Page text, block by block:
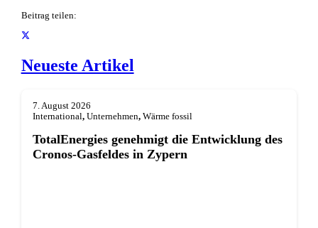
Beitrag teilen:
Neueste Artikel
7. August 2026
International, Unternehmen, Wärme fossil
TotalEnergies genehmigt die Entwicklung des
Cronos-Gasfeldes in Zypern